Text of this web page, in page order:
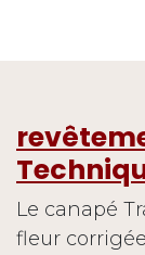
Le canapé
fleur